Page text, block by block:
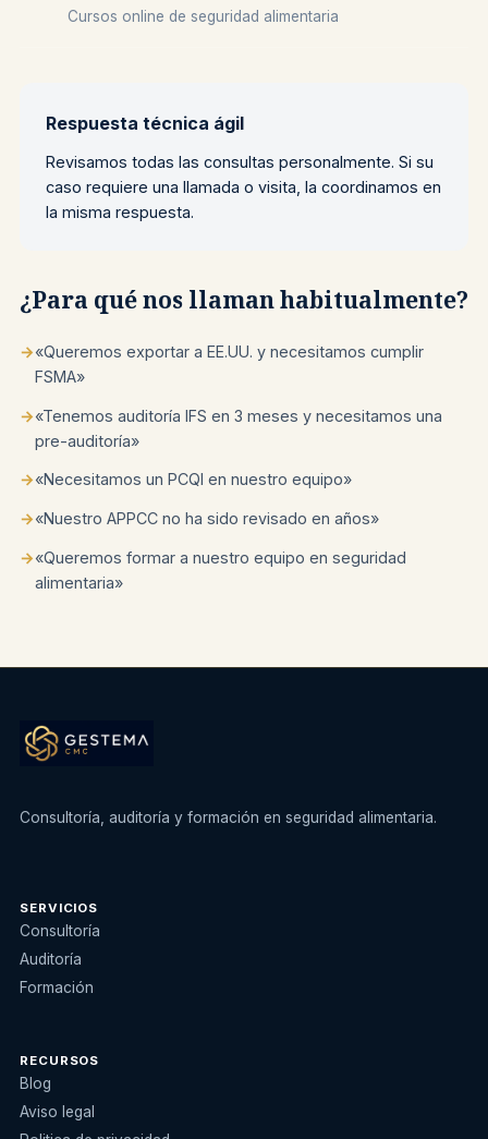
Cursos online de seguridad alimentaria
Respuesta técnica ágil
Revisamos todas las consultas personalmente. Si su
caso requiere una llamada o visita, la coordinamos en
la misma respuesta.
¿Para qué nos llaman habitualmente?
→«Queremos exportar a EE.UU. y necesitamos cumplir
FSMA»
→«Tenemos auditoría IFS en 3 meses y necesitamos una
pre-auditoría»
→«Necesitamos un PCQI en nuestro equipo»
→«Nuestro APPCC no ha sido revisado en años»
→«Queremos formar a nuestro equipo en seguridad
alimentaria»
Consultoría, auditoría y formación en seguridad alimentaria.
SERVICIOS
Consultoría
Auditoría
Formación
RECURSOS
Blog
Aviso legal